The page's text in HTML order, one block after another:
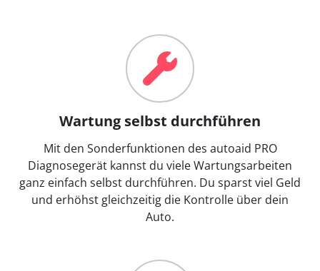
Wartung selbst durchführen
Mit den Sonderfunktionen des autoaid PRO
Diagnosegerät kannst du viele Wartungsarbeiten
ganz einfach selbst durchführen. Du sparst viel Geld
und erhöhst gleichzeitig die Kontrolle über dein
Auto.